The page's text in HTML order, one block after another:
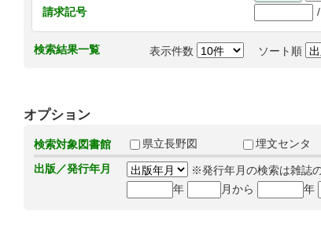
請求記号
/
検索結果一覧 表示件数 ソート順
オプション
検索対象図書館 県立長野図 埋文センタ
出版／発行年月
※発行年月の検索は雑誌
年
月から 年